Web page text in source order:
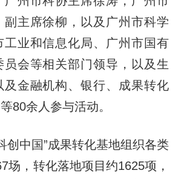
主席徐柳，以及广州市科学
工业和信息化局、广州市国有
员会等相关部门领导，以及生
及金融机构、银行、成果转化
80余人参与活动。
中国”成果转化基地组织各类
场，转化落地项目约1625项，